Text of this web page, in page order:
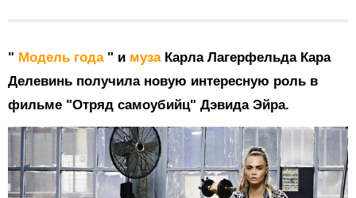
" Модель года " и муза Карла Лагерфельда Кара
Делевинь получила новую интересную роль в
фильме "Отряд самоубийц" Дэвида Эйра.